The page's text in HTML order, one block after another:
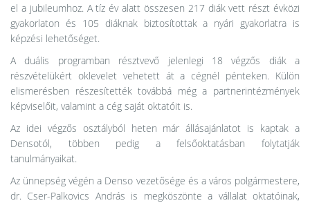
el a jubileumhoz. A tíz év alatt összesen 217 diák vett részt évközi
gyakorlaton és 105 diáknak biztosítottak a nyári gyakorlatra is
képzési lehetőséget.
A duális programban résztvevő jelenlegi 18 végzős diák a
részvételükért oklevelet vehetett át a cégnél pénteken. Külön
elismerésben részesítették továbbá még a partnerintézmények
képviselőit, valamint a cég saját oktatóit is.
Az idei végzős osztályból heten már állásajánlatot is kaptak a
Densotól, többen pedig a felsőoktatásban folytatják
tanulmányaikat.
Az ünnepség végén a Denso vezetősége és a város polgármestere,
dr. Cser-Palkovics András is megköszönte a vállalat oktatóinak,